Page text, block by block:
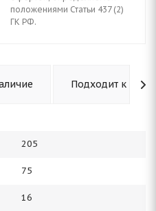
положениями Статьи 437 (2)
ГК РФ.
Подходит к авто
205
75
16